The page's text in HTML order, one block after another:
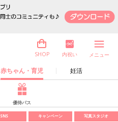
赤ちゃん・育児 妊活
SHOP 内祝い メニュー
優待パス
SNS キャンペーン 写真スタジオ